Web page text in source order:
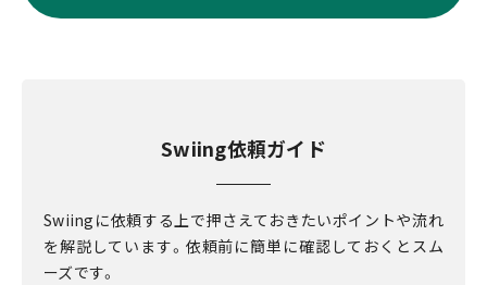
Swiing依頼ガイド
Swiingに依頼する上で押さえておきたいポイントや流れ
を解説しています。依頼前に簡単に確認しておくとスム
ーズです。